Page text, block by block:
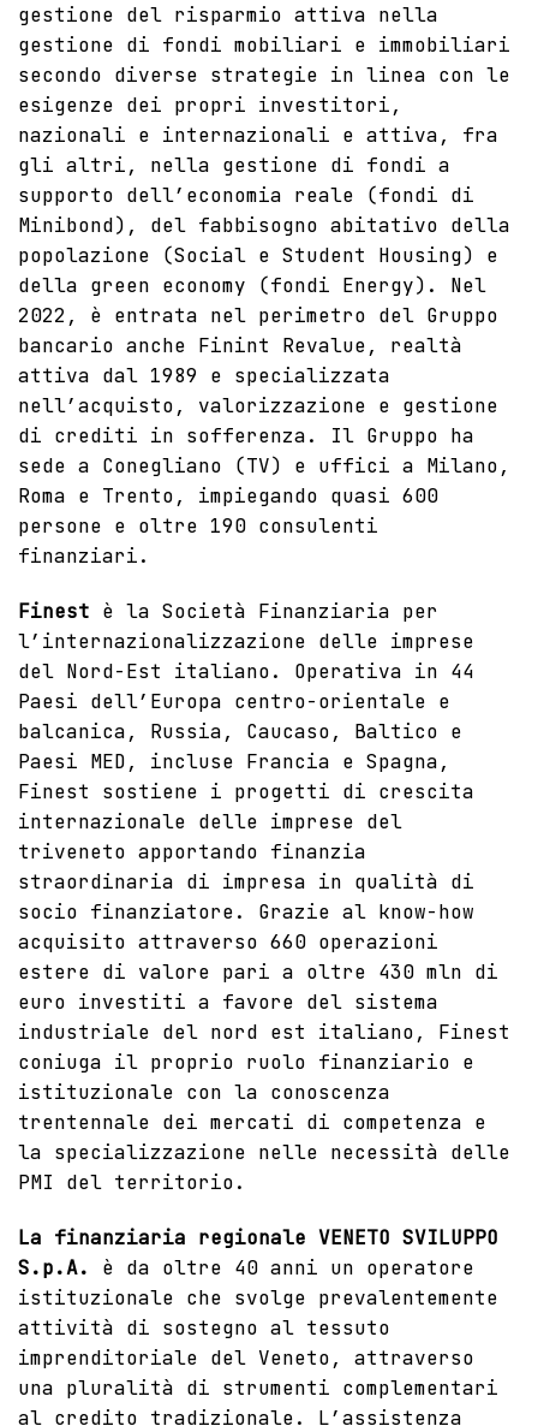
gestione del risparmio attiva nella
gestione di fondi mobiliari e immobiliari
secondo diverse strategie in linea con le
esigenze dei propri investitori,
nazionali e internazionali e attiva, fra
gli altri, nella gestione di fondi a
supporto dell’economia reale (fondi di
Minibond), del fabbisogno abitativo della
popolazione (Social e Student Housing) e
della green economy (fondi Energy). Nel
2022, è entrata nel perimetro del Gruppo
bancario anche Finint Revalue, realtà
attiva dal 1989 e specializzata
nell’acquisto, valorizzazione e gestione
di crediti in sofferenza. Il Gruppo ha
sede a Conegliano (TV) e uffici a Milano,
Roma e Trento, impiegando quasi 600
persone e oltre 190 consulenti
finanziari.
Finest è la Società Finanziaria per
l’internazionalizzazione delle imprese
del Nord-Est italiano. Operativa in 44
Paesi dell’Europa centro-orientale e
balcanica, Russia, Caucaso, Baltico e
Paesi MED, incluse Francia e Spagna,
Finest sostiene i progetti di crescita
internazionale delle imprese del
triveneto apportando finanzia
straordinaria di impresa in qualità di
socio finanziatore. Grazie al know-how
acquisito attraverso 660 operazioni
estere di valore pari a oltre 430 mln di
euro investiti a favore del sistema
industriale del nord est italiano, Finest
coniuga il proprio ruolo finanziario e
istituzionale con la conoscenza
trentennale dei mercati di competenza e
la specializzazione nelle necessità delle
PMI del territorio.
La finanziaria regionale VENETO SVILUPPO
S.p.A.
è da oltre 40 anni un operatore
istituzionale che svolge prevalentemente
attività di sostegno al tessuto
imprenditoriale del Veneto, attraverso
una pluralità di strumenti complementari
al credito tradizionale. L’assistenza